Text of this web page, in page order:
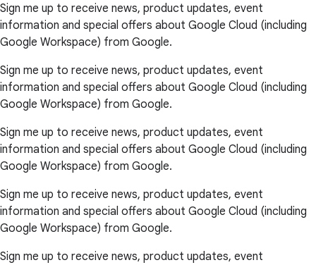
Sign me up to receive news, product updates, event
information and special offers about Google Cloud (including
Google Workspace) from Google.
Sign me up to receive news, product updates, event
information and special offers about Google Cloud (including
Google Workspace) from Google.
Sign me up to receive news, product updates, event
information and special offers about Google Cloud (including
Google Workspace) from Google.
Sign me up to receive news, product updates, event
information and special offers about Google Cloud (including
Google Workspace) from Google.
Sign me up to receive news, product updates, event